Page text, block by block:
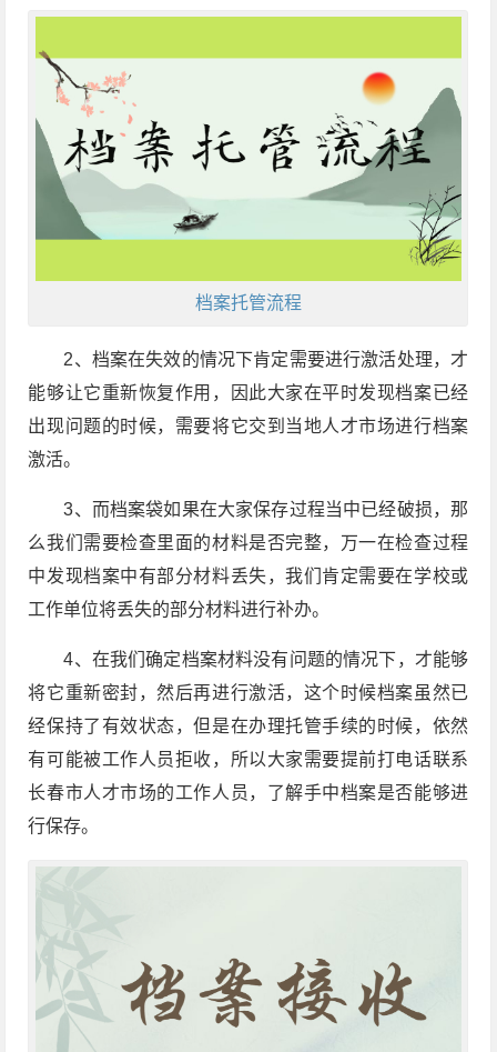
档案托管流程
2、档案在失效的情况下肯定需要进行激活处理，才
能够让它重新恢复作用，因此大家在平时发现档案已经
出现问题的时候，需要将它交到当地人才市场进行档案
激活。
3、而档案袋如果在大家保存过程当中已经破损，那
么我们需要检查里面的材料是否完整，万一在检查过程
中发现档案中有部分材料丢失，我们肯定需要在学校或
工作单位将丢失的部分材料进行补办。
4、在我们确定档案材料没有问题的情况下，才能够
将它重新密封，然后再进行激活，这个时候档案虽然已
经保持了有效状态，但是在办理托管手续的时候，依然
有可能被工作人员拒收，所以大家需要提前打电话联系
长春市人才市场的工作人员，了解手中档案是否能够进
行保存。